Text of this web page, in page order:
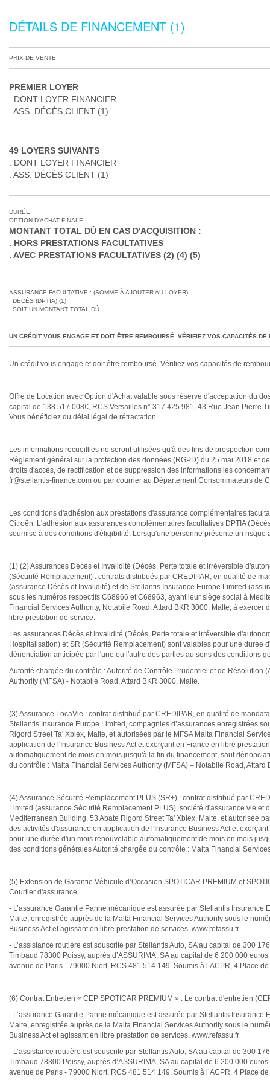
DÉTAILS DE FINANCEMENT (1)
PRIX DE VENTE
PREMIER LOYER
DONT LOYER FINANCIER
ASS. DÉCÈS CLIENT (1)
49 LOYERS SUIVANTS
DONT LOYER FINANCIER
ASS. DÉCÈS CLIENT (1)
DURÉE
OPTION D'ACHAT FINALE
MONTANT TOTAL DÛ EN CAS D'ACQUISITION :
HORS PRESTATIONS FACULTATIVES
AVEC PRESTATIONS FACULTATIVES (2) (4) (5)
ASSURANCE FACULTATIVE : (SOMME À AJOUTER AU LOYER)
DÉCÈS (DPTIA) (1)
SOIT UN MONTANT TOTAL DÛ
UN CRÉDIT VOUS ENGAGE ET DOIT ÊTRE REMBOURSÉ. VÉRIFIEZ VOS CAPACITÉS
Un crédit vous engage et doit être remboursé. Vérifiez vos capacités de
Offre de Location avec Option d'Achat valable sous réserve d'acceptation du
capital de 138 517 008€, RCS Versailles n° 317 425 981, 43 Rue Jean Pierre
Vous bénéficiez du délai légal de rétractation.
Les informations recueillies ne seront utilisées qu'à des fins de prospection
Règlement général sur la protection des données (RGPD) du 25 mai 2018 et
droits d'accès, de rectification et de suppression des informations les
fr@stellantis-finance.com ou par courrier au Département Consommateurs de
Les conditions d'adhésion aux prestations d'assurance complémentaires
Citroën. L'adhésion aux assurances complémentaires facultatives DPTIA
soumise à des conditions d'éligibilité. Lorsqu'une personne présente un
(1) (2) Assurances Décès et Invalidité (Décès, Perte totale et irréversible
(Sécurité Remplacement) : contrats distribués par CREDIPAR, en qualité de
(assurance Décès et Invalidité) et de Stellantis Insurance Europe Limited
sous les numéros respectifs C68966 et C68963, ayant leur siège social à
Financial Services Authority, Notabile Road, Attard BKR 3000, Malte, à
libre prestation de service.
Les assurances Décès et Invalidité (Décès, Perte totale et irréversible
Hospitalisation) et SR (Sécurité Remplacement) sont valables pour une
dénonciation anticipée par l'une ou l'autre des parties au sens des conditions
Autorité chargée du contrôle : Autorité de Contrôle Prudentiel et de
Authority (MFSA) - Notabile Road, Attard BKR 3000, Malte.
(3) Assurance LocaVie : contrat distribué par CREDIPAR, en qualité de
Stellantis Insurance Europe Limited, compagnies d’assurances enregistrées
Rigord Street Ta' Xbiex, Malte, et autorisées par le MFSA Malta Financial
application de l'Insurance Business Act et exerçant en France en libre
automatiquement de mois en mois jusqu'à la fin du financement, sauf
du contrôle : Malta Financial Services Authority (MFSA) – Notabile Road, Attard
(4) Assurance Sécurité Remplacement PLUS (SR+) : contrat distribué par
Limited (assurance Sécurité Remplacement PLUS), société d'assurance vie
Mediterranean Building, 53 Abate Rigord Street Ta' Xbiex, Malte, et autorisée
des activités d'assurance en application de l'Insurance Business Act et
pour une durée d'un mois renouvelable automatiquement de mois en mois
des conditions générales Autorité chargée du contrôle : Malta Financial
(5) Extension de Garantie Véhicule d’Occasion SPOTICAR PREMIUM et
Courtier d'assurance.
- L’assurance Garantie Panne mécanique est assurée par Stellantis
Malte, enregistrée auprès de la Malta Financial Services Authority sous le
Business Act et agissant en libre prestation de services. www.refassu.fr
- L’assistance routière est souscrite par Stellantis Auto, SA au capital de 300
Timbaud 78300 Poissy, auprès d’ASSURIMA, SA au capital de 6 200 000
avenue de Paris - 79000 Niort, RCS 481 514 149. Soumis à l’ACPR, 4 Place
(6) Contrat Entretien « CEP SPOTICAR PREMIUM » : Le contrat d'entretien
- L’assurance Garantie Panne mécanique est assurée par Stellantis
Malte, enregistrée auprès de la Malta Financial Services Authority sous le
Business Act et agissant en libre prestation de services. www.refassu.fr
- L’assistance routière est souscrite par Stellantis Auto, SA au capital de 300
Timbaud 78300 Poissy, auprès d’ASSURIMA, SA au capital de 6 200 000
avenue de Paris - 79000 Niort, RCS 481 514 149. Soumis à l’ACPR, 4 Place